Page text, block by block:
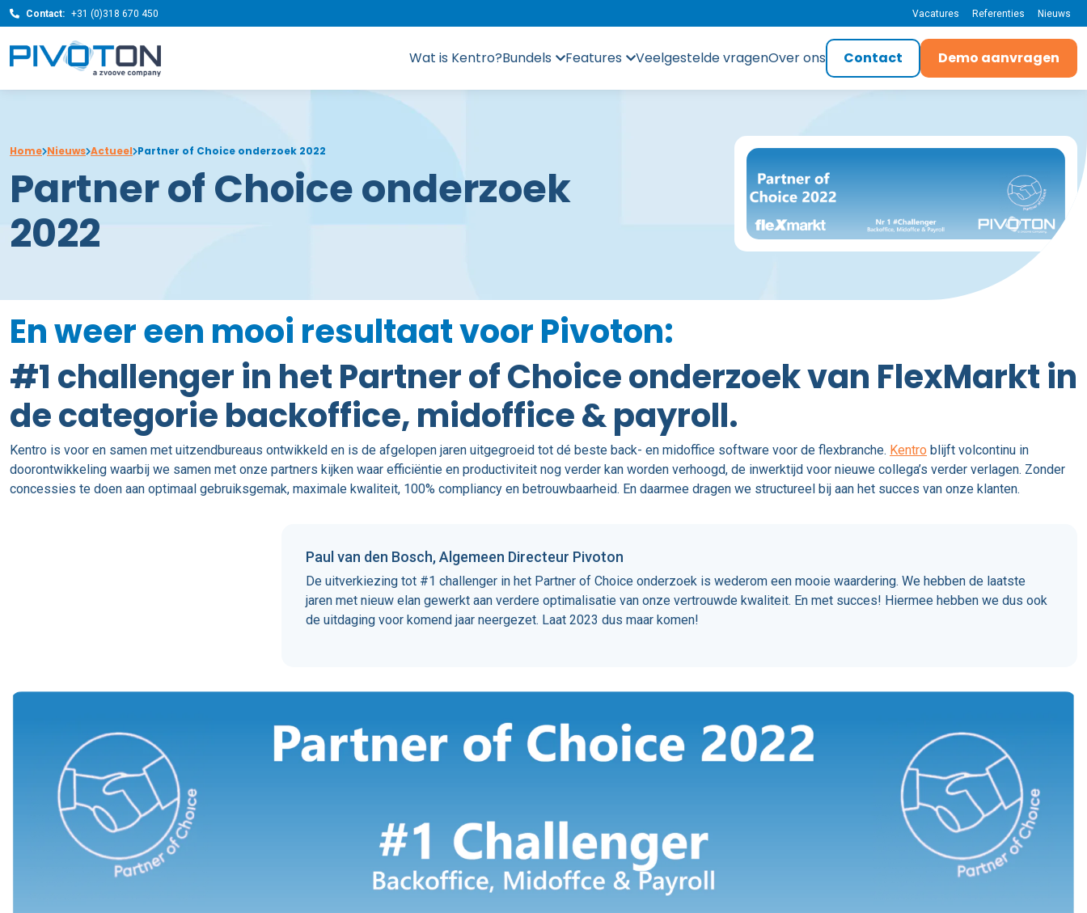
Contact: +31 (0)318 670 450 Vacatures Referenties Nieuws
Wat is Kentro?Bundels Features Veelgestelde vragenOver ons Contact Demo aanvragen
Home Nieuws Actueel Partner of Choice onderzoek 2022
Partner of Choice onderzoek
2022
En weer een mooi resultaat voor Pivoton:
#1 challenger in het Partner of Choice onderzoek van FlexMarkt in
de categorie backoffice, midoffice & payroll.
Kentro is voor en samen met uitzendbureaus ontwikkeld en is de afgelopen jaren uitgegroeid tot dé beste back- en midoffice software voor de flexbranche. Kentro blijft volcontinu in
doorontwikkeling waarbij we samen met onze partners kijken waar efficiëntie en productiviteit nog verder kan worden verhoogd, de inwerktijd voor nieuwe collega’s verder verlagen. Zonder
concessies te doen aan optimaal gebruiksgemak, maximale kwaliteit, 100% compliancy en betrouwbaarheid. En daarmee dragen we structureel bij aan het succes van onze klanten.
Paul van den Bosch, Algemeen Directeur Pivoton
De uitverkiezing tot #1 challenger in het Partner of Choice onderzoek is wederom een mooie waardering. We hebben de laatste
jaren met nieuw elan gewerkt aan verdere optimalisatie van onze vertrouwde kwaliteit. En met succes! Hiermee hebben we dus ook
de uitdaging voor komend jaar neergezet. Laat 2023 dus maar komen!